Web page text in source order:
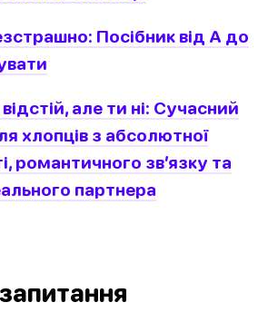
Посібник від А до
але ти ні: Сучасний
хлопців з абсолютної
романтичного зв’язку та
партнера